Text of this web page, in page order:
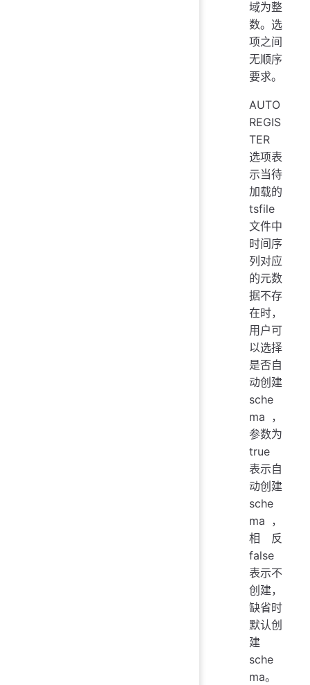
域为整
数。选
项之间
无顺序
要求。
AUTO
REGIS
TER
选项表
示当待
加载的
tsfile
文件中
时间序
列对应
的元数
据不存
在时，
用户可
以选择
是否自
动创建
sche
ma ，
参数为
true
表示自
动创建
sche
ma，
相反
false
表示不
创建，
缺省时
默认创
建
sche
ma。